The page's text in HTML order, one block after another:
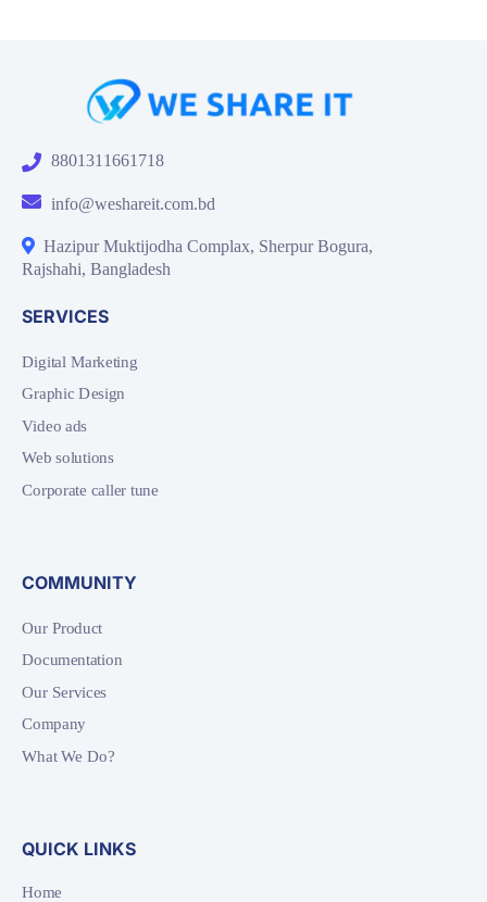
8801311661718
info@weshareit.com.bd
Hazipur Muktijodha Complax, Sherpur Bogura,
Rajshahi, Bangladesh
SERVICES
Digital Marketing
Graphic Design
Video ads
Web solutions
Corporate caller tune
COMMUNITY
Our Product
Documentation
Our Services
Company
What We Do?
QUICK LINKS
Home